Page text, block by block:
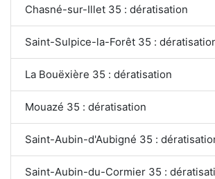
Chasné-sur-Illet 35 : dératisation
Saint-Sulpice-la-Forêt 35 :
La Bouëxière 35 : dératisation
Mouazé 35 : dératisation
Saint-Aubin-d'Aubigné 35 :
Saint-Aubin-du-Cormier 35 :